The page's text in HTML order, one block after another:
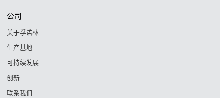
公司
关于孚诺林
生产基地
可持续发展
创新
联系我们